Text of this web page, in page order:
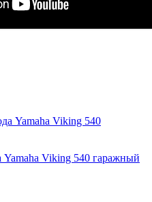
Yamaha Viking 540 гаражный